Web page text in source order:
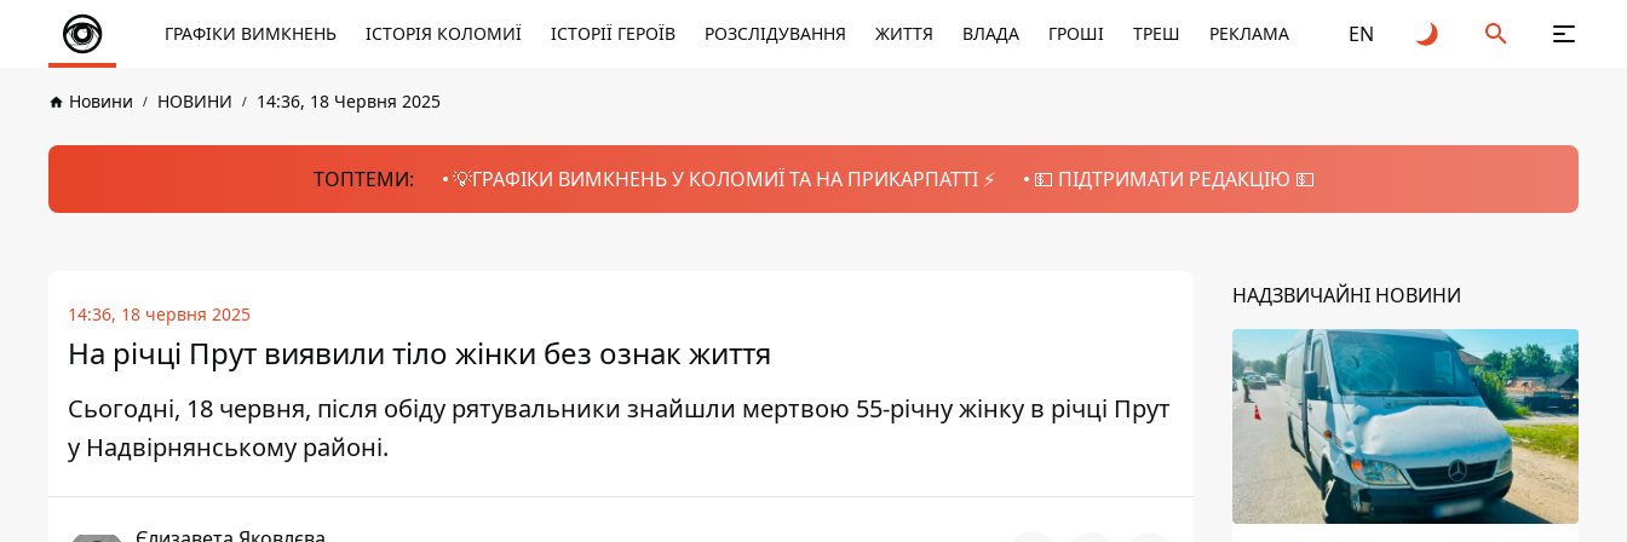
ГРАФІКИ ВИМКНЕНЬ ІСТОРІЯ КОЛОМИЇ ІСТОРІЇ ГЕРОЇВ РОЗСЛІДУВАННЯ ЖИТТЯ ВЛАДА ГРОШІ ТРЕШ РЕКЛАМА EN
Новини НОВИНИ 14:36, 18 Червня 2025
ТОПТЕМИ: 💡ГРАФІКИ ВИМКНЕНЬ У КОЛОМИЇ ТА НА ПРИКАРПАТТІ ⚡️ 💵 ПІДТРИМАТИ РЕДАКЦІЮ 💵
14:36, 18 червня 2025
На річці Прут виявили тіло жінки без ознак життя
Сьогодні, 18 червня, після обіду рятувальники знайшли мертвою 55-річну жінку в річці Прут
у Надвірнянському районі.
НАДЗВИЧАЙНІ НОВИНИ